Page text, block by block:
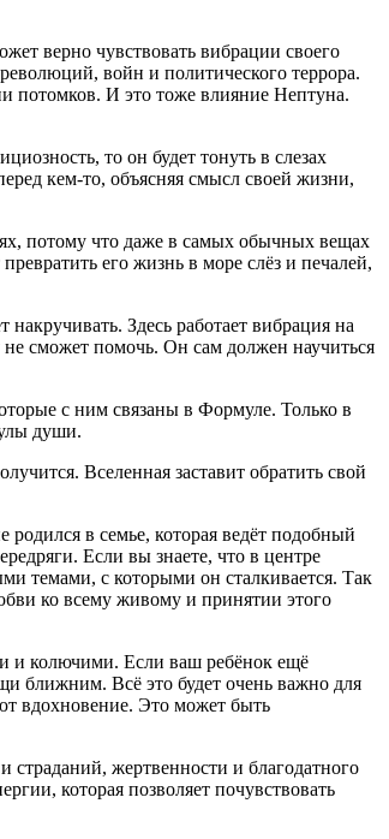
верно чувствовать вибрации своего
войн и политического террора.
потомков. И это тоже влияние Нептуна.
то он будет тонуть в слезах
кем-то, объясняя смысл своей жизни,
потому что даже в самых обычных вещах
его жизнь в море слёз и печалей,
Здесь работает вибрация на
не сможет помочь. Он сам должен научиться
с ним связаны в Формуле. Только в
души.
Вселенная заставит обратить свой
в семье, которая ведёт подобный
Если вы знаете, что в центре
темами, с которыми он сталкивается. Так
ко всему живому и принятии этого
и колючими. Если ваш ребёнок ещё
ближним. Всё это будет очень важно для
вдохновение. Это может быть
жертвенности и благодатного
которая позволяет почувствовать